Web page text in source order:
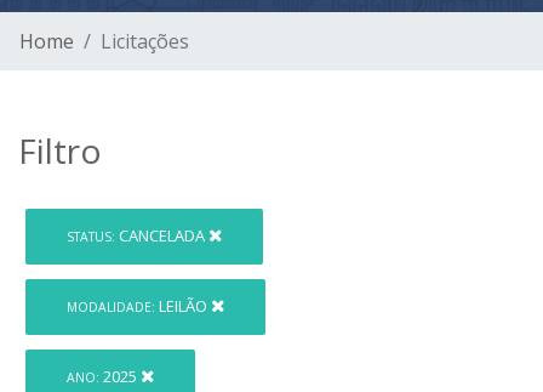
Home Licitações
Filtro
STATUS: CANCELADA
MODALIDADE: LEILÃO
ANO: 2025